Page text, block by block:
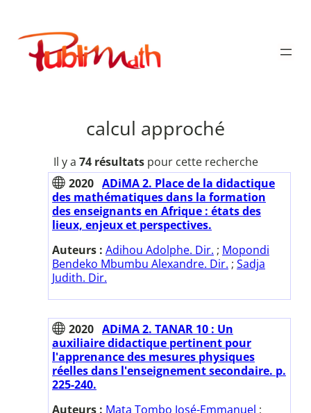
contenu
Publimath
calcul approché
Il y a 74 résultatspour cette recherche
2020 ADiMA 2. Place de la didactique
des mathématiques dans la formation
des enseignants en Afrique : états des
lieux, enjeux et perspectives.
Auteurs : Adihou Adolphe. Dir. ; Mopondi
Bendeko Mbumbu Alexandre. Dir. ; Sadja
Judith. Dir.
2020 ADiMA 2. TANAR 10 : Un
auxiliaire didactique pertinent pour
l'apprenance des mesures physiques
réelles dans l'enseignement secondaire. p.
225-240.
Auteurs : Mata Tombo José-Emmanuel ;